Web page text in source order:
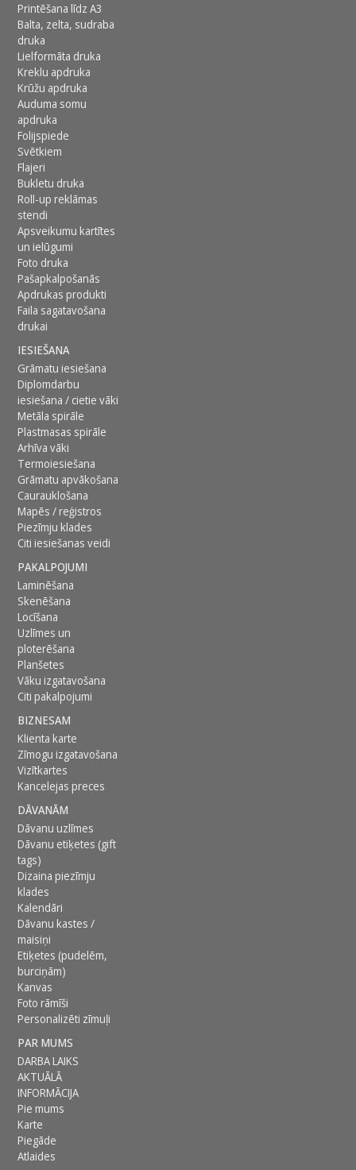
Printēšana līdz A3
Balta, zelta, sudraba
druka
Lielformāta druka
Kreklu apdruka
Krūžu apdruka
Auduma somu
apdruka
Folijspiede
Svētkiem
Flajeri
Bukletu druka
Roll-up reklāmas
stendi
Apsveikumu kartītes
un ielūgumi
Foto druka
Pašapkalpošanās
Apdrukas produkti
Faila sagatavošana
drukai
IESIEŠANA
Grāmatu iesiešana
Diplomdarbu
iesiešana / cietie vāki
Metāla spirāle
Plastmasas spirāle
Arhīva vāki
Termoiesiešana
Grāmatu apvākošana
Caurauklošana
Mapēs / reģistros
Piezīmju klades
Citi iesiešanas veidi
PAKALPOJUMI
Laminēšana
Skenēšana
Locīšana
Uzlīmes un
ploterēšana
Planšetes
Vāku izgatavošana
Citi pakalpojumi
BIZNESAM
Klienta karte
Zīmogu izgatavošana
Vizītkartes
Kancelejas preces
DĀVANĀM
Dāvanu uzlīmes
Dāvanu etiķetes (gift
tags)
Dizaina piezīmju
klades
Kalendāri
Dāvanu kastes /
maisiņi
Etiķetes (pudelēm,
burciņām)
Kanvas
Foto rāmīši
Personalizēti zīmuļi
PAR MUMS
DARBA LAIKS
AKTUĀLĀ
INFORMĀCIJA
Pie mums
Karte
Piegāde
Atlaides